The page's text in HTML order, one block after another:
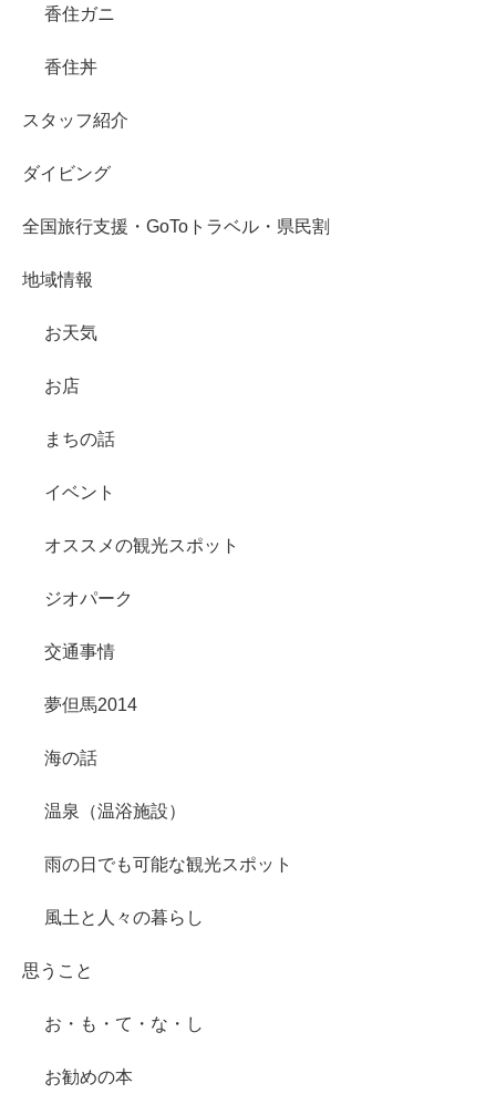
香住ガニ
香住丼
スタッフ紹介
ダイビング
全国旅行支援・GoToトラベル・県民割
地域情報
お天気
お店
まちの話
イベント
オススメの観光スポット
ジオパーク
交通事情
夢但馬2014
海の話
温泉（温浴施設）
雨の日でも可能な観光スポット
風土と人々の暮らし
思うこと
お・も・て・な・し
お勧めの本